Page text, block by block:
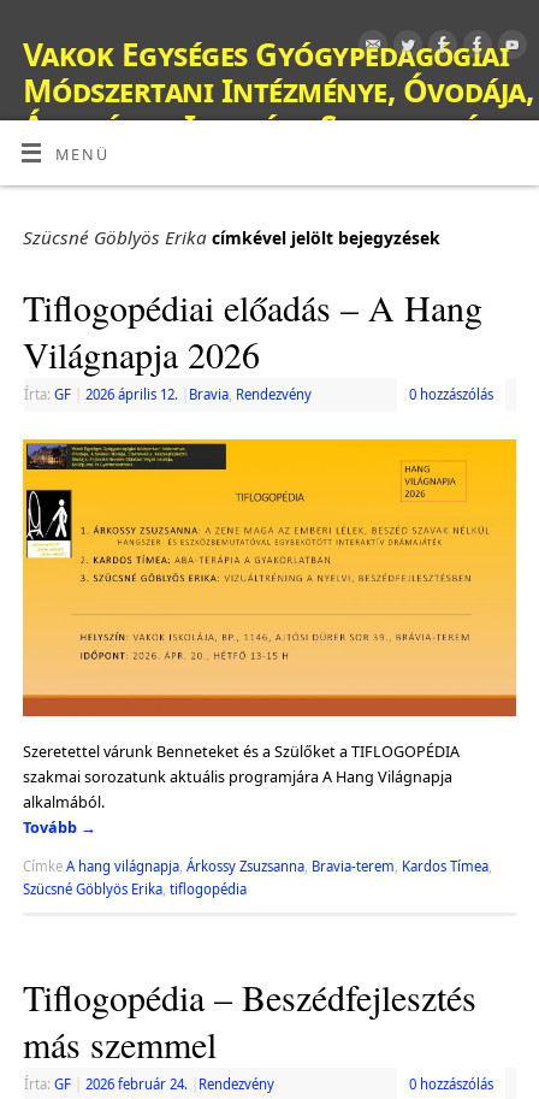
Vakok Egységes Gyógypedagógiai
Módszertani Intézménye, Óvodája,
Általános Iskolája, Szakiskolája,
Készségfejlesztő Iskolája, Fejlesztő
Nevelés-Oktatást Végző Iskolája,
Kollégiuma és Gyermekotthona
MENÜ
Szücsné Göblyös Erikacímkével jelölt bejegyzések
Tiflogopédiai előadás – A Hang
Világnapja 2026
Írta: GF 2026 április 12. Bravia, Rendezvény 0 hozzászólás
Szeretettel várunk Benneteket és a Szülőket a TIFLOGOPÉDIA
szakmai sorozatunk aktuális programjára A Hang Világnapja
alkalmából.
Tovább →
Címke A hang világnapja, Árkossy Zsuzsanna, Bravia-terem, Kardos Tímea,
Szücsné Göblyös Erika, tiflogopédia
Tiflogopédia – Beszédfejlesztés
más szemmel
Írta: GF 2026 február 24. Rendezvény 0 hozzászólás